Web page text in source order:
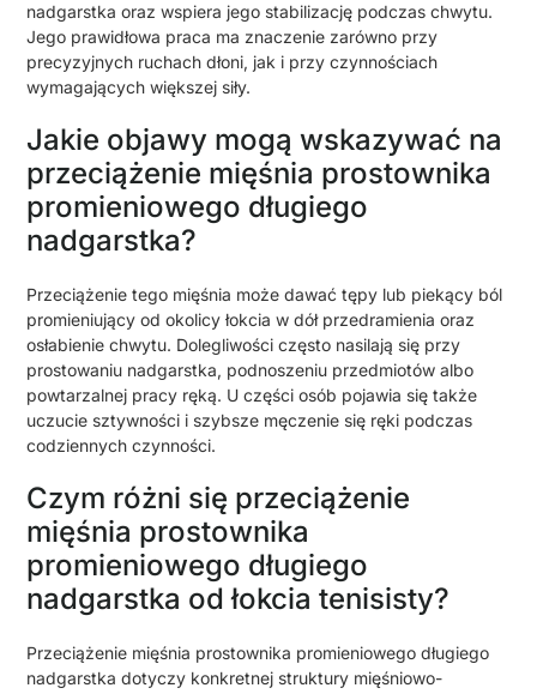
nadgarstka oraz wspiera jego stabilizację podczas chwytu.
Jego prawidłowa praca ma znaczenie zarówno przy
precyzyjnych ruchach dłoni, jak i przy czynnościach
wymagających większej siły.
Jakie objawy mogą wskazywać na
przeciążenie mięśnia prostownika
promieniowego długiego
nadgarstka?
Przeciążenie tego mięśnia może dawać tępy lub piekący ból
promieniujący od okolicy łokcia w dół przedramienia oraz
osłabienie chwytu. Dolegliwości często nasilają się przy
prostowaniu nadgarstka, podnoszeniu przedmiotów albo
powtarzalnej pracy ręką. U części osób pojawia się także
uczucie sztywności i szybsze męczenie się ręki podczas
codziennych czynności.
Czym różni się przeciążenie
mięśnia prostownika
promieniowego długiego
nadgarstka od łokcia tenisisty?
Przeciążenie mięśnia prostownika promieniowego długiego
nadgarstka dotyczy konkretnej struktury mięśniowo-